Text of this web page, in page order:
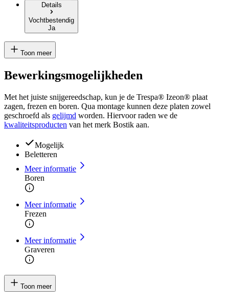
Details
Vochtbestendig
Ja
Toon meer
Bewerkingsmogelijkheden
Met het juiste snijgereedschap, kun je de Trespa® Izeon® plaat
zagen, frezen en boren. Qua montage kunnen deze platen zowel
geschroefd als gelijmd worden. Hiervoor raden we de
kwaliteitsproducten van het merk Bostik aan.
Mogelijk
Beletteren
Meer informatie
Boren
Meer informatie
Frezen
Meer informatie
Graveren
Toon meer